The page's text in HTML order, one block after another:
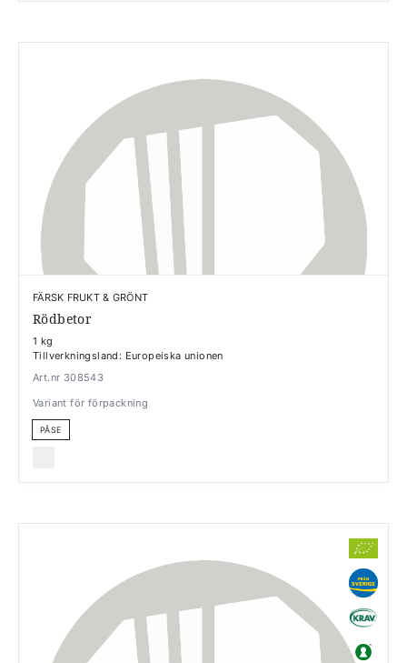
FÄRSK FRUKT & GRÖNT
Rödbetor
1 kg
Tillverkningsland: Europeiska unionen
Art.nr 308543
Variant för förpackning
PÅSE